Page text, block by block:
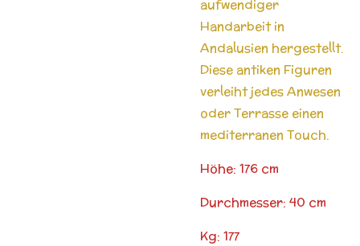
aufwendiger
Handarbeit in
Andalusien hergestellt.
Diese antiken Figuren
verleiht jedes Anwesen
oder Terrasse einen
mediterranen Touch.
Höhe: 176 cm
Durchmesser: 40 cm
Kg: 177